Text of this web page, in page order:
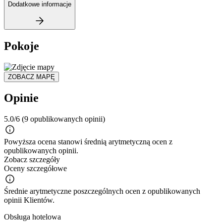
Dodatkowe informacje
Pokoje
ZOBACZ MAPĘ
Opinie
5.0/6 (9 opublikowanych opinii)
Powyższa ocena stanowi średnią arytmetyczną ocen z
opublikowanych opinii.
Zobacz szczegóły
Oceny szczegółowe
Średnie arytmetyczne poszczególnych ocen z opublikowanych
opinii Klientów.
Obsługa hotelowa